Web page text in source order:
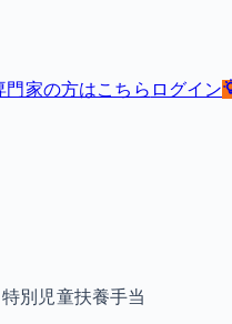
門家の方はこちら ログイン
特別児童扶養手当